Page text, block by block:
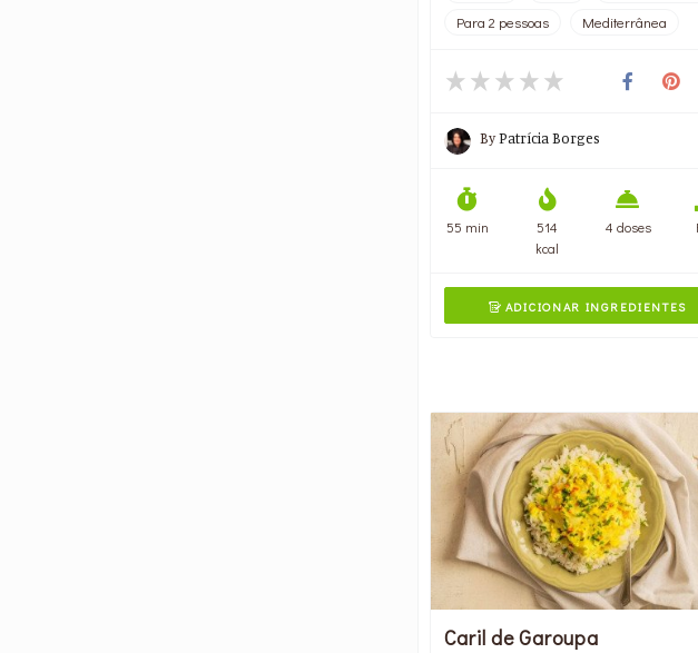
Para 2 pessoas
Mediterrânea
ByPatrícia Borges
55 min
514
kcal
4 doses
 ADICIONAR INGREDIENTES
Caril de Garoupa